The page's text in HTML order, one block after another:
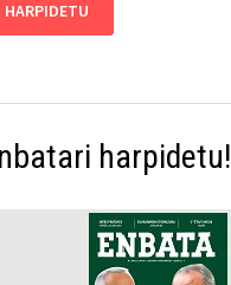
harpidetu!